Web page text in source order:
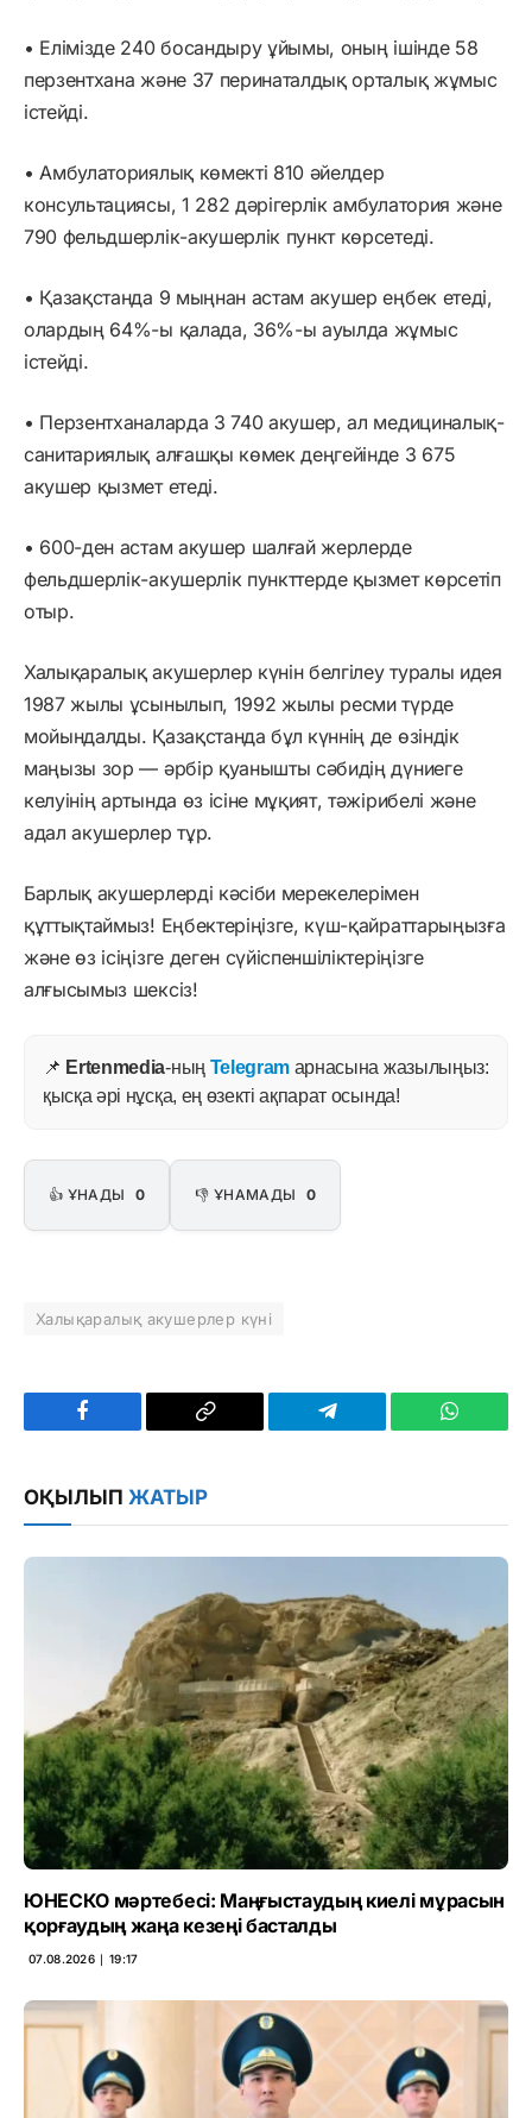
• Елімізде 240 босандыру ұйымы, оның ішінде 58
перзентхана және 37 перинаталдық орталық жұмыс
істейді.
• Амбулаториялық көмекті 810 әйелдер
консультациясы, 1 282 дәрігерлік амбулатория және
790 фельдшерлік-акушерлік пункт көрсетеді.
• Қазақстанда 9 мыңнан астам акушер еңбек етеді,
олардың 64%-ы қалада, 36%-ы ауылда жұмыс
істейді.
• Перзентханаларда 3 740 акушер, ал медициналық-
санитариялық алғашқы көмек деңгейінде 3 675
акушер қызмет етеді.
• 600-ден астам акушер шалғай жерлерде
фельдшерлік-акушерлік пункттерде қызмет көрсетіп
отыр.
Халықаралық акушерлер күнін белгілеу туралы идея
1987 жылы ұсынылып, 1992 жылы ресми түрде
мойындалды. Қазақстанда бұл күннің де өзіндік
маңызы зор — әрбір қуанышты сәбидің дүниеге
келуінің артында өз ісіне мұқият, тәжірибелі және
адал акушерлер тұр.
Барлық акушерлерді кәсіби мерекелерімен
құттықтаймыз! Еңбектеріңізге, күш-қайраттарыңызға
және өз ісіңізге деген сүйіспеншіліктеріңізге
алғысымыз шексіз!
📌 Ertenmedia-ның Telegram арнасына жазылыңыз:
қысқа әрі нұсқа, ең өзекті ақпарат осында!
👍 ҰНАДЫ 0 👎 ҰНАМАДЫ 0
Халықаралық акушерлер күні
Facebook
Copy
Telegram
ОҚЫЛЫП ЖАТЫР
ЮНЕСКО мәртебесі: Маңғыстаудың киелі мұрасын
қорғаудың жаңа кезеңі басталды
07.08.2026 ∣ 19:17